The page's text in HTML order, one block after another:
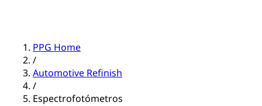
PPG Home
/
Automotive Refinish
/
Espectrofotómetros